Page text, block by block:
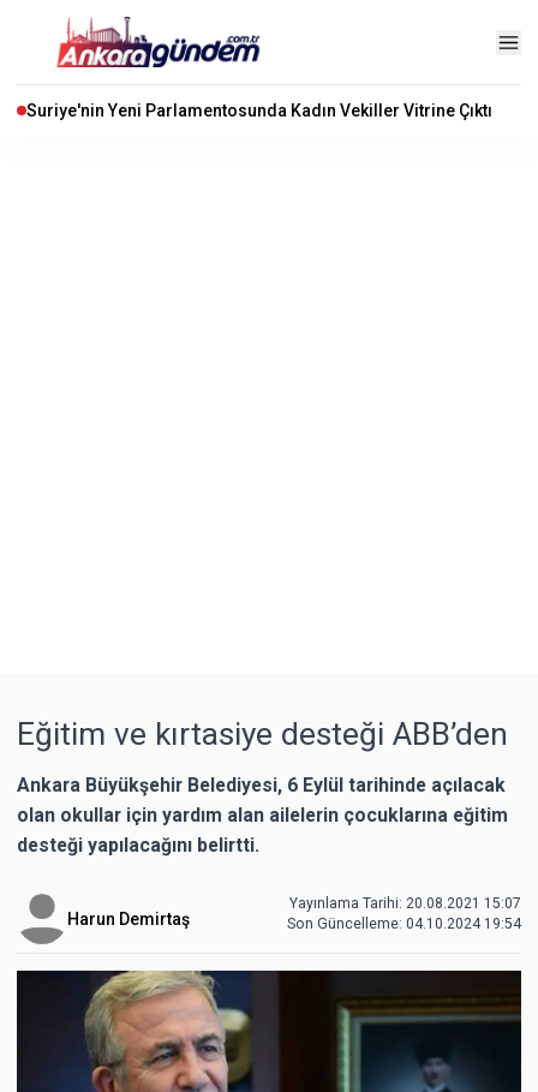
Suriye'nin Yeni Parlamentosunda Kadın Vekiller Vitrine Çıktı
Eğitim ve kırtasiye desteği ABB’den
Ankara Büyükşehir Belediyesi, 6 Eylül tarihinde açılacak
olan okullar için yardım alan ailelerin çocuklarına eğitim
desteği yapılacağını belirtti.
Harun Demirtaş
Yayınlama Tarihi: 20.08.2021 15:07
Son Güncelleme: 04.10.2024 19:54